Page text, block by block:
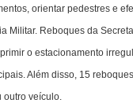
orientar pedestres e
Militar. Reboques da
o estacionamento
Além disso, 15
outro veículo.